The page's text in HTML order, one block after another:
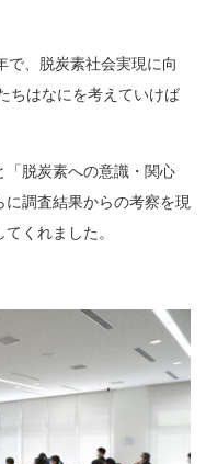
で、脱炭素社会実現に向
ちはなにを考えていけば
「脱炭素への意識・関心
調査結果からの考察を現
くれました。